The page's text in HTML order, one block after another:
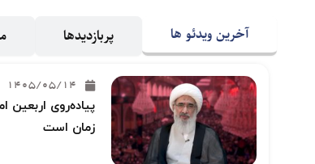
آخرین ویدئو ها پربازدیدها
1405/05/14
پیاده‌روی اربعین
زمان است